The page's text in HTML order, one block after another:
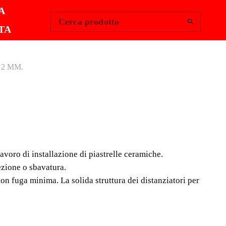
Cerca prodotto
MM.
in qualsiasi lavoro di installazione di piastrelle
giunti con un mater
di installazione di piastrelle ceramiche.
o sbavatura.
fuga minima. La solida struttura dei distanziatori per